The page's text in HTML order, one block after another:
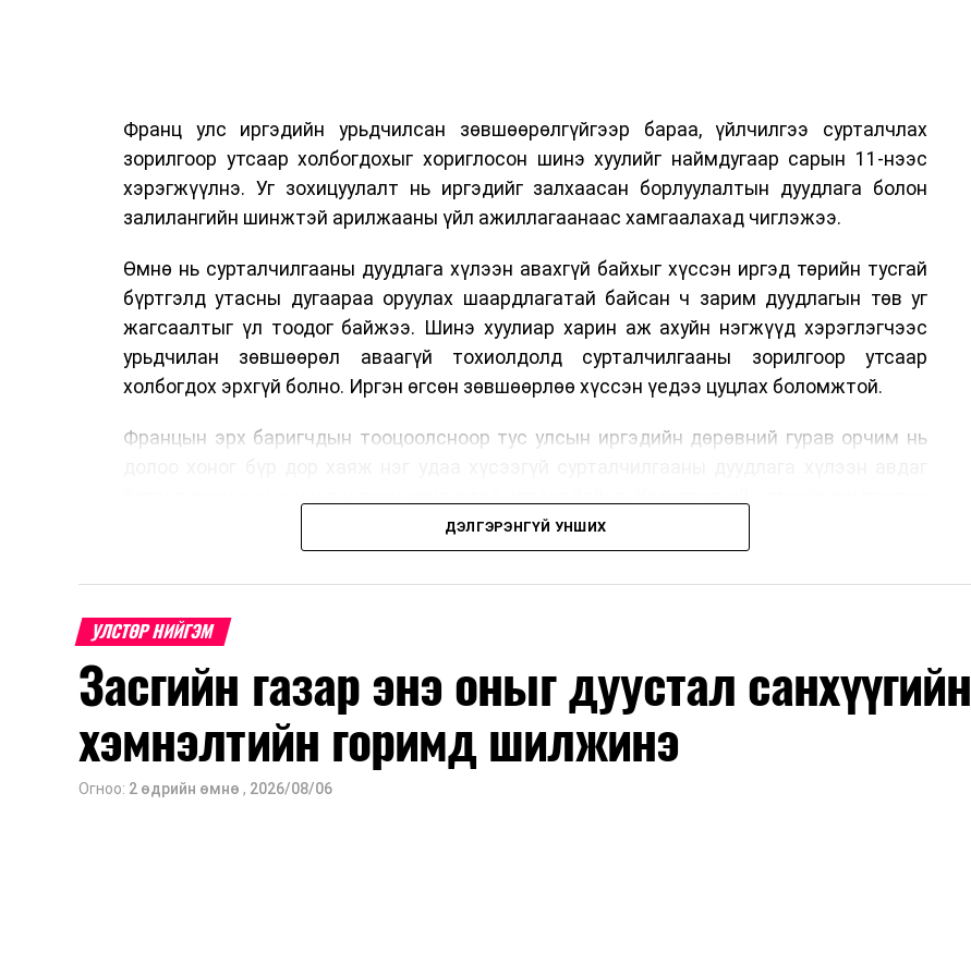
Франц улс иргэдийн урьдчилсан зөвшөөрөлгүйгээр бараа, үйлчилгээ сурталчлах
зорилгоор утсаар холбогдохыг хориглосон шинэ хуулийг наймдугаар сарын 11-нээс
хэрэгжүүлнэ. Уг зохицуулалт нь иргэдийг залхаасан борлуулалтын дуудлага болон
залилангийн шинжтэй арилжааны үйл ажиллагаанаас хамгаалахад чиглэжээ.
Өмнө нь сурталчилгааны дуудлага хүлээн авахгүй байхыг хүссэн иргэд төрийн тусгай
бүртгэлд утасны дугаараа оруулах шаардлагатай байсан ч зарим дуудлагын төв уг
жагсаалтыг үл тоодог байжээ. Шинэ хуулиар харин аж ахуйн нэгжүүд хэрэглэгчээс
урьдчилан зөвшөөрөл аваагүй тохиолдолд сурталчилгааны зорилгоор утсаар
холбогдох эрхгүй болно. Иргэн өгсөн зөвшөөрлөө хүссэн үедээ цуцлах боломжтой.
Францын эрх баригчдын тооцоолсноор тус улсын иргэдийн дөрөвний гурав орчим нь
11 байгууллага 2024 онд хамтран шаардлага гаргаж, суурин болон гар утас руу ирдэг
тасралтгүй сурталчилгааны дуудлагыг хориглохыг уриалж байжээ.
евро, аж ахуйн нэгжийг 375 мянга хүртэлх еврогоор торгох боломжтой. Харин
хэрэглэгч өөрөө зөвшөөрсөн, эсвэл тухайн компанитай өмнө нь гэрээний харилцаатай
бөгөөд шинэ үйлчилгээ санал болгож буй тохиолдолд хориг үйлчлэхгүй. Иргэд
зөвшөөрөлгүй дуудлагын талаар төрийн цахим хуудсаар мэдээлэх боломжтой.
Шинэ хууль Францын зах зээлд үйлчилдэг гадаадын дуудлагын төвүүдэд нөлөөлөхөөр
ДЭЛГЭРЭНГҮЙ УНШИХ
УЛСТӨР НИЙГЭМ
Засгийн газар энэ оныг дуустал санхүүгийн
хэмнэлтийн горимд шилжинэ
Огноо: 2 өдрийн өмнө , 2026/08/06